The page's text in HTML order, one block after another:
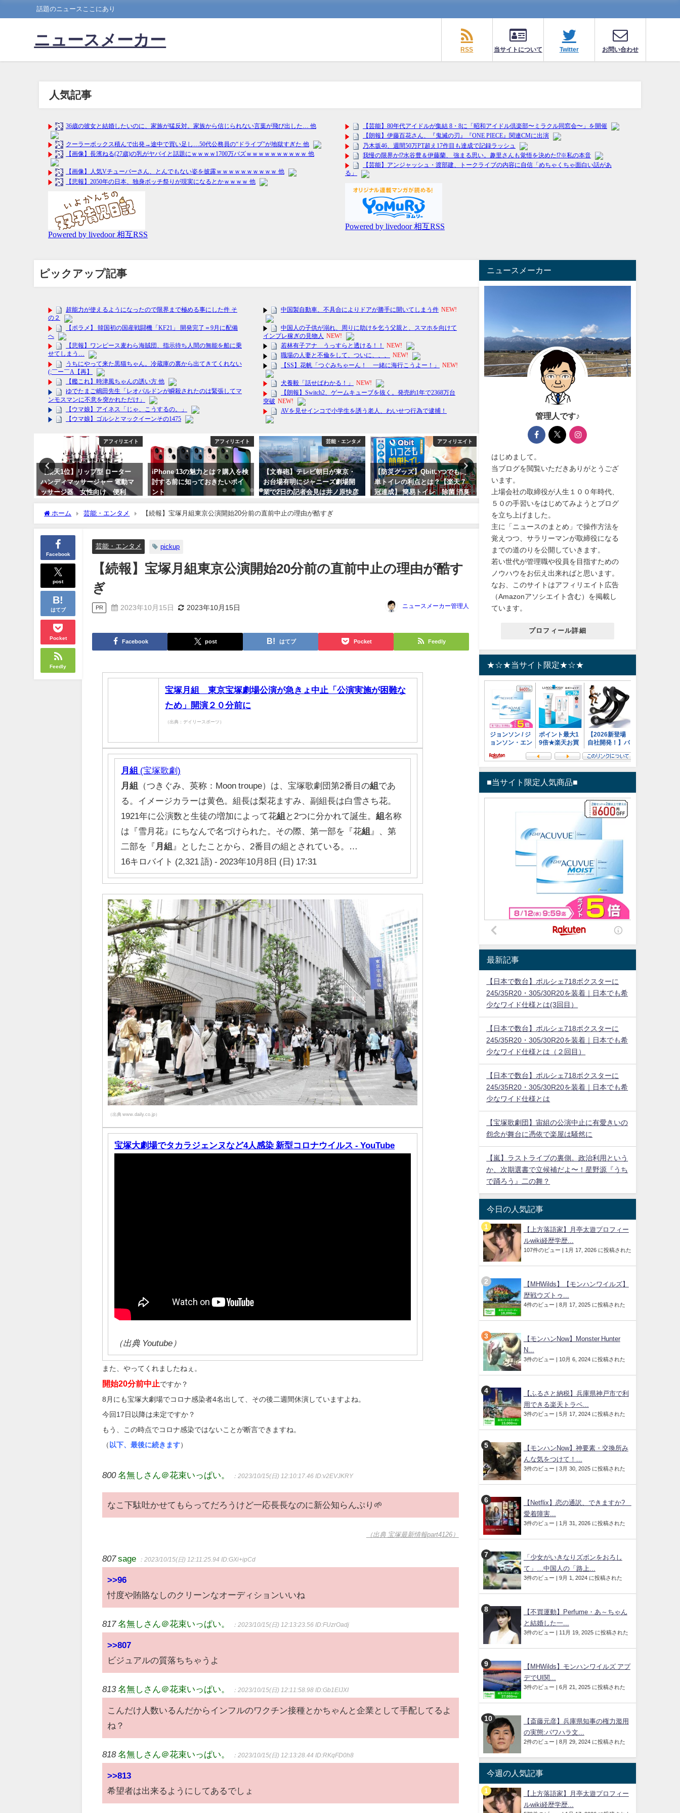
話題のニュースここにあり
ニュースメーカー
RSS 当サイトについて Twitter お問い合わせ
人気記事
ピックアップ記事
アフィリエイト
【楽天1位】リップ型 ローター
ハンディマッサージャー 電動マ
ッサージ器 女性向け 便利
携帯 送料無料！
2024年6月15日
アフィリエイト
iPhone 13の魅力とは？購入を検
討する前に知っておきたいポイ
ント
芸能・エンタメ
【文春砲】テレビ朝日が東京・
お台場有明にジャニーズ劇場開
業で2日の記者会見は井ノ原快彦
の隣にテレ朝が着席か？帝国劇
場出禁で開き直りか？
アフィリエイト
【防災グッズ】Qbitいつでも簡
単トイレの利点とは？【楽天７
冠達成】 簡易トイレ 除菌 消臭
携帯トイレ 送料無料！地震対策
アフィリエイト
【VT スージングマスク】がお得
なセットで48%OFF！
2024年3月11日
【入学祝い！】Nintendo
トゥーン3エディション
孫 オススメ！
ホーム 芸能・エンタメ 【続報】宝塚月組東京公演開始20分前の直前中止の理由が酷すぎ
Facebook
post
はてブ
Pocket
Feedly
芸能・エンタメ pickup
【続報】宝塚月組東京公演開始20分前の直前中止の理由が酷す
ぎ
PR 2023年10月15日 2023年10月15日 ニュースメーカー管理人
Facebook post はてブ Pocket Feedly
宝塚月組 東京宝塚劇場公演が急きょ中止「公演実施が困難な
ため」開演２０分前に
（出典：デイリースポーツ）
月組 (宝塚歌劇)
月組
（つきぐみ、英称：Moon troupe）は、宝塚歌劇団第2番目の組 であ
る。イメージカラーは黄色。組長は梨花ますみ、副組長は白雪さち花。
1921年に公演数と生徒の増加によって花組 と2つに分かれて誕生。組名称
は『雪月花』にちなんで名づけられた。その際、第一部を『花組 』、第
二部を『 月組 』としたことから、2番目の組とされている。…
16キロバイト (2,321 語) - 2023年10月8日 (日) 17:31
（出典 www.daily.co.jp）
宝塚大劇場でタカラジェンヌなど4人感染 新型コロナウイルス - YouTube
（出典 Youtube）
また、やってくれましたねぇ。
開始20分前中止ですか？
8月にも宝塚大劇場でコロナ感染者4名出して、その後二週間休演していますよね。
今回17日以降は未定ですか？
もう、この時点でコロナ感染ではないことが断言できますね。
（ 以下、最後に続きます）
800 名無しさん＠花束いっぱい。 ：2023/10/15(日) 12:10:17.46ID:v2EVJKRY
なこ下駄吐かせてもらってだろうけど一応長長なのに新公知らんぷり🌱
（出典 宝塚最新情報part4126）
807 sage ：2023/10/15(日) 12:11:25.94ID:GXi+ipCd
>>96
忖度や賄賂なしのクリーンなオーディションいいね
817 名無しさん＠花束いっぱい。 ：2023/10/15(日) 12:13:23.56ID:FUzrOadj
>>807
ビジュアルの質落ちちゃうよ
813 名無しさん＠花束いっぱい。 ：2023/10/15(日) 12:11:58.98ID:Gb1EIJXI
こんだけ人数いるんだからインフルのワクチン接種とかちゃんと企業として手配してるよ
ね？
818 名無しさん＠花束いっぱい。 ：2023/10/15(日) 12:13:28.44ID:RKqFD0h8
>>813
希望者は出来るようにしてあるでしょ
ニュースメーカー
管理人です♪
はじめまして。
当ブログを閲覧いただきありがとうござ
います。
上場会社の取締役が人生１００年時代、
５０の手習いをはじめてみようとブログ
を立ち上げました。
主に「ニュースのまとめ」で操作方法を
覚えつつ、サラリーマンが取締役になる
までの道のりを公開していきます。
若い世代が管理職や役員を目指すための
ノウハウをお伝え出来ればと思います。
なお、このサイトはアフィリエイト広告
（Amazonアソシエイト含む）を掲載し
ています。
プロフィール詳細
★☆★当サイト限定★☆★
■当サイト限定人気商品■
最新記事
【日本で数台】ポルシェ718ボクスターに
245/35R20・305/30R20を装着｜日本でも希
少なワイド仕様とは(3回目）
【日本で数台】ポルシェ718ボクスターに
245/35R20・305/30R20を装着｜日本でも希
少なワイド仕様とは（２回目）
【日本で数台】ポルシェ718ボクスターに
245/35R20・305/30R20を装着｜日本でも希
少なワイド仕様とは
【宝塚歌劇団】宙組の公演中止に有愛きいの
怨念が舞台に憑依で楽屋は騒然に
【嵐】ラストライブの裏側。政治利用という
か、次期選書で立候補だよ〜！星野源『うち
で踊ろう』二の舞？
今日の人気記事
【上方落語家】月亭太遊プロフィー
ルwiki経歴学歴...
107件のビュー | 1月 17, 2026 に投稿された
【MHWilds】【モンハンワイルズ】
歴戦ウズトゥ...
4件のビュー | 8月 17, 2025 に投稿された
【モンハンNow】Monster Hunter
N...
3件のビュー | 10月 6, 2024 に投稿された
【ふるさと納税】兵庫県神戸市で利
用できる楽天トラベ...
3件のビュー | 5月 17, 2024 に投稿された
【モンハンNow】神要素・交換所み
んな気をつけて！...
3件のビュー | 3月 30, 2025 に投稿された
【Netflix】恋の通訳、できますか?
愛着障害...
3件のビュー | 1月 31, 2026 に投稿された
「少女がいきなりズボンをおろし
て」…中国人の「路上...
3件のビュー | 9月 1, 2024 に投稿された
【不買運動】Perfume・あ～ちゃん
と結婚した一...
3件のビュー | 11月 19, 2025 に投稿された
【MHWilds】モンハンワイルズ アプ
デでUI関...
3件のビュー | 6月 21, 2025 に投稿された
【斎藤元彦】兵庫県知事の権力濫用
の実態:パワハラ文...
2件のビュー | 8月 29, 2024 に投稿された
今週の人気記事
【上方落語家】月亭太遊プロフィー
ルwiki経歴学歴...